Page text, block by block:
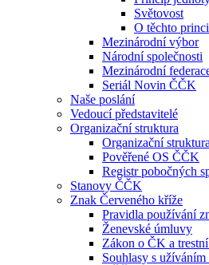
Světovost
O těchto
Mezinárodní výbor
Národní společnosti
Mezinárodní
Seriál Novin ČČK
Naše poslání
Vedoucí představitelé
Organizační struktura
Organizační struktura
Pověřené OS ČČK
Registr pobočných
Stanovy ČČK
Znak Červeného kříže
Pravidla používání
Ženevské úmluvy
Zákon o ČK a
Souhlasy s užíváním